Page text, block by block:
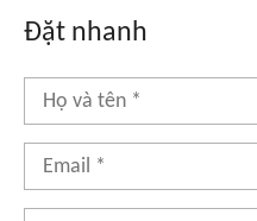
Đặt nhanh